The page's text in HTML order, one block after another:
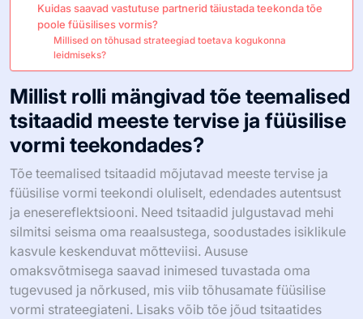
Kuidas saavad vastutuse partnerid täiustada teekonda tõe
poole füüsilises vormis?
Millised on tõhusad strateegiad toetava kogukonna
leidmiseks?
Millist rolli mängivad tõe teemalised
tsitaadid meeste tervise ja füüsilise
vormi teekondades?
Tõe teemalised tsitaadid mõjutavad meeste tervise ja
füüsilise vormi teekondi oluliselt, edendades autentsust
ja enesereflektsiooni. Need tsitaadid julgustavad mehi
silmitsi seisma oma reaalsustega, soodustades isiklikule
kasvule keskenduvat mõtteviisi. Aususe
omaksvõtmisega saavad inimesed tuvastada oma
tugevused ja nõrkused, mis viib tõhusamate füüsilise
vormi strateegiateni. Lisaks võib tõe jõud tsitaatides